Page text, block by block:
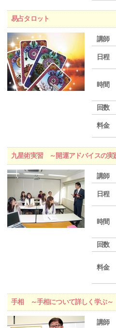
易占タロット
講師
日程
時間
回数
料金
九星術実習 ～開運アドバイスの実
講師
日程
時間
回数
料金
手相 ～手相について詳しく学ぶ～
講師